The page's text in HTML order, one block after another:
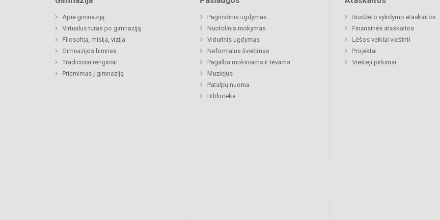
Apie gimnaziją
Virtualus turas po gimnaziją
Filosofija, misija, vizija
Gimnazijos himnas
Tradiciniai renginiai
Priėmimas į gimnaziją
Pagrindinis ugdymas
Nuotolinis mokymas
Vidurinis ugdymas
Neformalus švietimas
Pagalba mokiniams ir tėvams
Muziejus
Patalpų nuoma
Biblioteka
Biudžeto vykdymo ataskaitos
Finansinės ataskaitos
Lėšos veiklai viešinti
Projektai
Viešieji pirkimai